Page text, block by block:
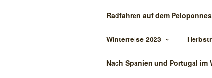
BIENE-
Radfahren auf dem Peloponnes
Winterreise 2023
Nach Spanien und Portugal im